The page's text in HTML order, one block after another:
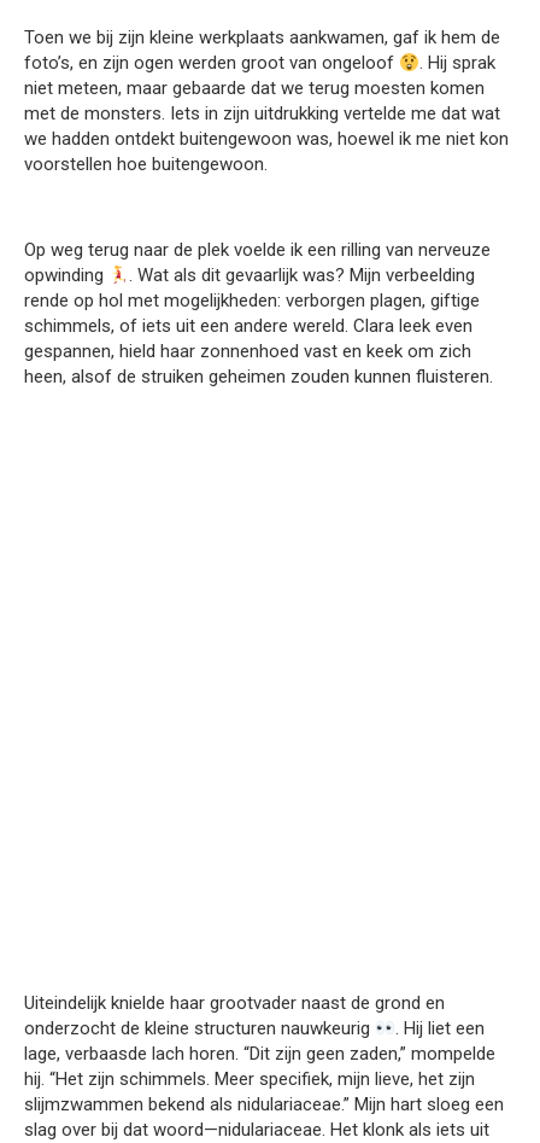
Toen we bij zijn kleine werkplaats aankwamen, gaf ik hem de
foto’s, en zijn ogen werden groot van ongeloof
. Hij sprak
niet meteen, maar gebaarde dat we terug moesten komen
met de monsters. Iets in zijn uitdrukking vertelde me dat wat
we hadden ontdekt buitengewoon was, hoewel ik me niet kon
voorstellen hoe buitengewoon.
Op weg terug naar de plek voelde ik een rilling van nerveuze
opwinding
. Wat als dit gevaarlijk was? Mijn verbeelding
rende op hol met mogelijkheden: verborgen plagen, giftige
schimmels, of iets uit een andere wereld. Clara leek even
gespannen, hield haar zonnenhoed vast en keek om zich
heen, alsof de struiken geheimen zouden kunnen fluisteren.
Uiteindelijk knielde haar grootvader naast de grond en
onderzocht de kleine structuren nauwkeurig
. Hij liet een
lage, verbaasde lach horen. “Dit zijn geen zaden,” mompelde
hij. “Het zijn schimmels. Meer specifiek, mijn lieve, het zijn
slijmzwammen bekend als nidulariaceae.” Mijn hart sloeg een
slag over bij dat woord—nidulariaceae. Het klonk als iets uit